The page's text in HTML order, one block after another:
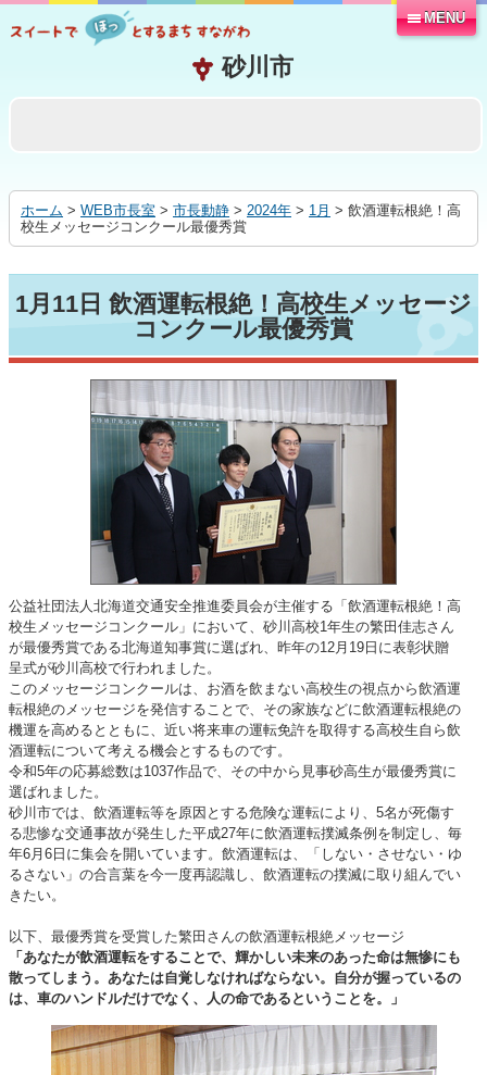
る
MENU
ホーム > WEB市長室 > 市長動静 > 2024年 > 1月 > 飲酒運転根絶！高
校生メッセージコンクール最優秀賞
1月11日 飲酒運転根絶！高校生メッセージ
コンクール最優秀賞
公益社団法人北海道交通安全推進委員会が主催する「飲酒運転根絶！高
校生メッセージコンクール」において、砂川高校1年生の繁田佳志さん
が最優秀賞である北海道知事賞に選ばれ、昨年の12月19日に表彰状贈
呈式が砂川高校で行われました。
このメッセージコンクールは、お酒を飲まない高校生の視点から飲酒運
転根絶のメッセージを発信することで、その家族などに飲酒運転根絶の
機運を高めるとともに、近い将来車の運転免許を取得する高校生自ら飲
酒運転について考える機会とするものです。
令和5年の応募総数は1037作品で、その中から見事砂高生が最優秀賞に
選ばれました。
砂川市では、飲酒運転等を原因とする危険な運転により、5名が死傷す
る悲惨な交通事故が発生した平成27年に飲酒運転撲滅条例を制定し、毎
年6月6日に集会を開いています。飲酒運転は、「しない・させない・ゆ
るさない」の合言葉を今一度再認識し、飲酒運転の撲滅に取り組んでい
きたい。
以下、最優秀賞を受賞した繁田さんの飲酒運転根絶メッセージ
「あなたが飲酒運転をすることで、輝かしい未来のあった命は無惨にも
散ってしまう。あなたは自覚しなければならない。自分が握っているの
は、車のハンドルだけでなく、人の命であるということを。」